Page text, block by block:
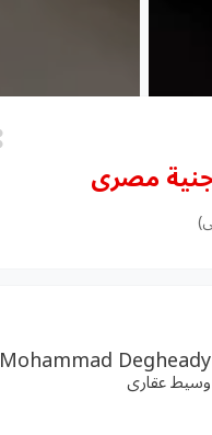
Mohammad Degheady
وسيط عقارى